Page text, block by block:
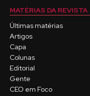
MATÉRIAS DA REVISTA
Últimas matérias
Artigos
Capa
Colunas
Editorial
Gente
CEO em Foco